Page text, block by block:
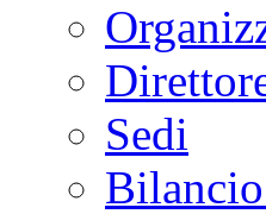
Sedi